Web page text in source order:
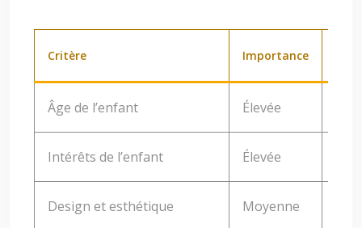
Critère Importance
Âge de l’enfant Élevée
Intérêts de l’enfant Élevée
Design et esthétique Moyenne